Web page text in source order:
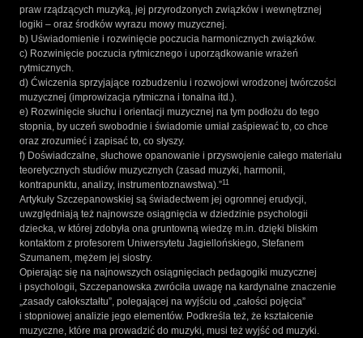
praw rządzących muzyką, jej przyrodzonych związków i wewnętrznej
logiki – oraz środków wyrazu mowy muzycznej.
b) Uświadomienie i rozwinięcie poczucia harmonicznych związków.
c) Rozwinięcie poczucia rytmicznego i uporządkowanie wrażeń
rytmicznych.
d) Ćwiczenia sprzyjające rozbudzeniu i rozwojowi wrodzonej twórczości
muzycznej (improwizacja rytmiczna i tonalna itd.).
e) Rozwinięcie słuchu i orientacji muzycznej na tym podłożu do tego
stopnia, by uczeń swobodnie i świadomie umiał zaśpiewać to, co chce
oraz zrozumieć i zapisać to, co słyszy.
f) Doświadczalne, słuchowe opanowanie i przyswojenie całego materiału
teoretycznych studiów muzycznych (zasad muzyki, harmonii,
kontrapunktu, analizy, instrumentoznawstwa).”11
Artykuły Szczepanowskiej są świadectwem jej ogromnej erudycji,
uwzględniają też najnowsze osiągnięcia w dziedzinie psychologii
dziecka, w której zdobyła ona gruntowną wiedzę m.in. dzięki bliskim
kontaktom z profesorem Uniwersytetu Jagiellońskiego, Stefanem
Szumanem, mężem jej siostry.
Opierając się na najnowszych osiągnięciach pedagogiki muzycznej
i psychologii, Szczepanowska zwróciła uwagę na kardynalne znaczenie
„zasady całokształtu”, polegającej na wyjściu od „całości pojęcia”
i stopniowej analizie jego elementów. Podkreśla też, że kształcenie
muzyczne, które ma prowadzić do muzyki, musi też wyjść od muzyki.